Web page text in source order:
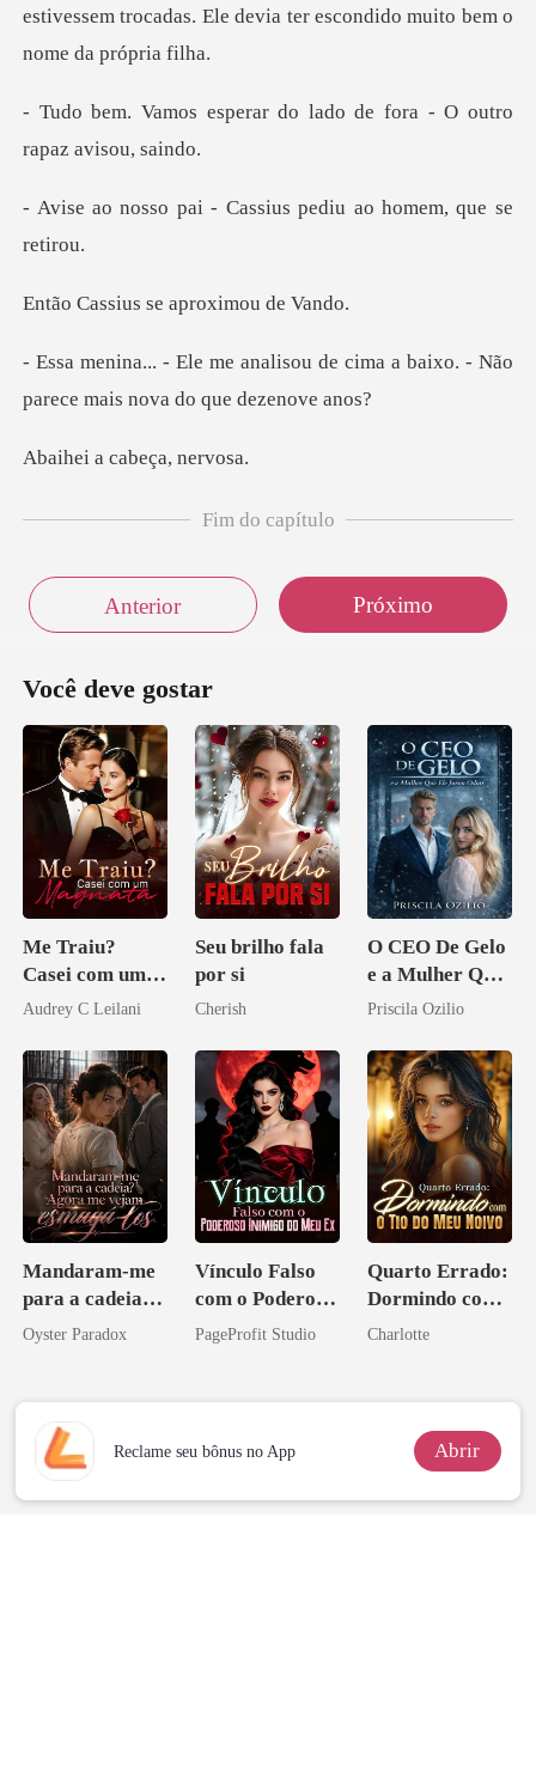
estivessem trocadas. Ele devia ter es
r do lado de fora - O ou
- Cassius pediu ao
s se aproxim
ou de cima a baixo. - Não
parece
a cabeça
Fim do capítulo
Anterior Próximo
Você deve gostar
Me Traiu?
Casei com um
Magnata
Audrey C Leilani
Seu brilho fala
por si
Cherish
O CEO De Gelo
e a Mulher Que
Ele Jurou Odiar
Priscila Ozilio
Mandaram-me
para a cadeia?
Agora me
Oyster Paradox
Vínculo Falso
com o Poderoso
Inimigo do Meu
PageProfit Studio
Quarto Errado:
Dormindo com
o Tio do Meu
Charlotte
Reclame seu bônus no App Abrir